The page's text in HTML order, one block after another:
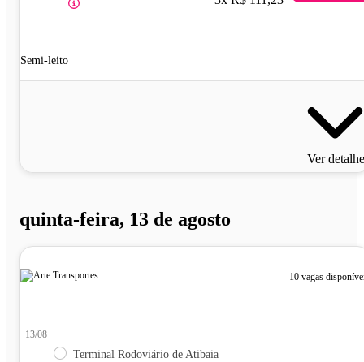
Semi-leito
Ver
quinta-feira, 13 de agosto
10 vagas
13/08
Terminal Rodoviário de Atibaia